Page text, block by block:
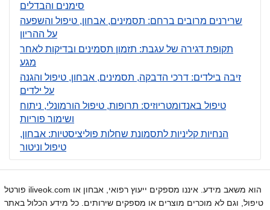
סימנים והבדלים
שרירנים מרובים ברחם: תסמינים, אבחון, טיפול והשפעה
על ההריון
תקופת דגירה של עגבת: תזמון תסמינים ובדיקות לאחר
מגע
זיבה בילדים: דרכי הדבקה, תסמינים, אבחון, טיפול והגנה
על ילדים
טיפול באנדומטריוזיס: תרופות, טיפול הורמונלי, ניתוח
ושימור פוריות
הנחיות קליניות לתסמונת שחלות פוליציסטיות: אבחון,
טיפול וניטור
פורטל iliveok.com הוא משאב מידע. איננו מספקים ייעוץ רפואי, אבחון או
טיפול, וגם לא מוכרים מוצרים או מספקים שירותים. כל מידע הכלול באתר